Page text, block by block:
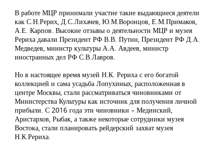
В работе МЦР принимали участие такие выдающиеся деятели
как С.Н.Рерих, Д.С.Лихачев, Ю.М.Воронцов, Е.М.Примаков,
А.Е. Карпов. Высокие отзывы о деятельности МЦР и музея
Рериха давали Президент РФ В.В. Путин, Президент РФ Д.А.
Медведев, министр культуры А.А. Авдеев, министр
иностранных дел РФ С.В.Лавров.
Но в настоящее время музей Н.К. Рериха с его богатой
коллекцией и сама усадьба Лопухиных, расположенная в
центре Москвы, стали рассматриваться чиновниками от
Министерства Культуры как источник для получения личной
прибыли. С 2016 года эти чиновники – Мединский,
Аристархов, Рыбак, а также некоторые сотрудники музея
Востока, стали планировать рейдерский захват музея
Н.К.Рериха.